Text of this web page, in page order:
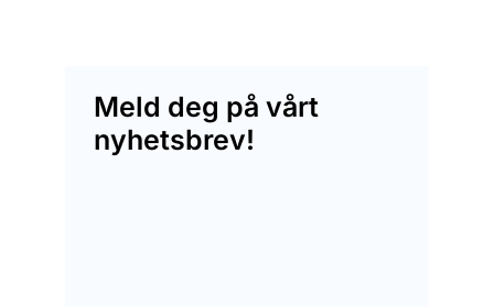
Meld deg på vårt
nyhetsbrev!